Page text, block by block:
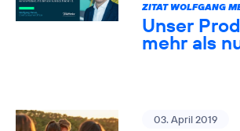
ZITAT WOLFGANG
Unser
mehr als
03. April 2019